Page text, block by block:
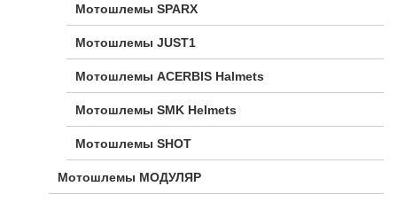
Мотошлемы SPARX
Мотошлемы JUST1
Мотошлемы ACERBIS Halmets
Мотошлемы SMK Helmets
Мотошлемы SHOT
Мотошлемы МОДУЛЯР